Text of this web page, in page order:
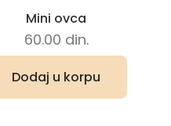
Mini ovca
60.00 din.
Dodaj u korpu